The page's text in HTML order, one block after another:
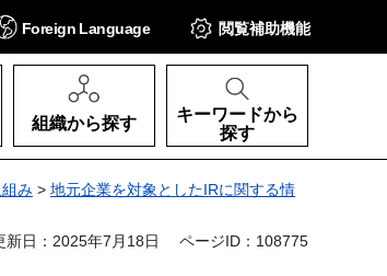
Foreign Language 閲覧補助機能
組織から探す
キーワードから
探す
み > 地元企業を対象としたIRに関する情
新日：2025年7月18日 ページID：108775